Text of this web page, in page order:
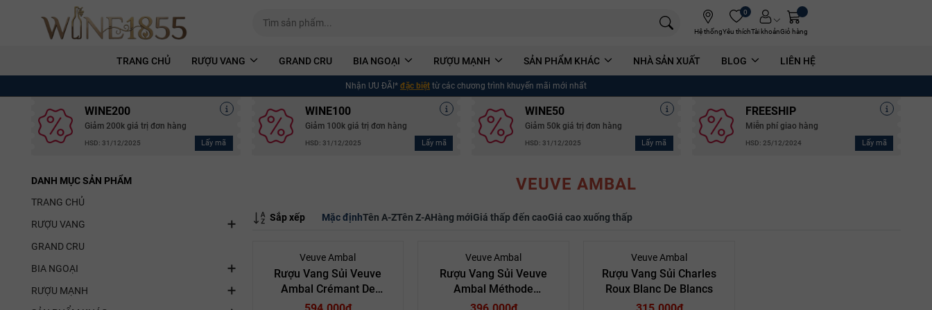
Hệ thống
0
Yêu thíchTài khoảnGiỏ hàng
TRANG CHỦ RƯỢU VANG GRAND CRU BIA NGOẠI RƯỢU MẠNH SẢN PHẨM KHÁC NHÀ SẢN XUẤT BLOG LIÊN HỆ
Nhận ƯU ĐÃI* đặc biệt từ các chương trình khuyến mãi mới nhất
WINE200
Giảm 200k giá trị đơn hàng
HSD: 31/12/2025 Lấy mã
WINE100
Giảm 100k giá trị đơn hàng
HSD: 31/12/2025 Lấy mã
WINE50
Giảm 50k giá trị đơn hàng
HSD: 31/12/2025 Lấy mã
FREESHIP
Miễn phí giao hàng
HSD: 25/12/2024 Lấy mã
DANH MỤC SẢN PHẨM
TRANG CHỦ
RƯỢU VANG
GRAND CRU
BIA NGOẠI
RƯỢU MẠNH
VEUVE AMBAL
Sắp xếp Mặc địnhTên A-ZTên Z-AHàng mớiGiá thấp đến caoGiá cao xuống thấp
Veuve Ambal
Rượu Vang Sủi Veuve
Ambal Crémant De
Bourgogne Grande Cuvée
Veuve Ambal
Rượu Vang Sủi Veuve
Ambal Méthode
Traditionnelle Blanc De
Veuve Ambal
Rượu Vang Sủi Charles
Roux Blanc De Blancs